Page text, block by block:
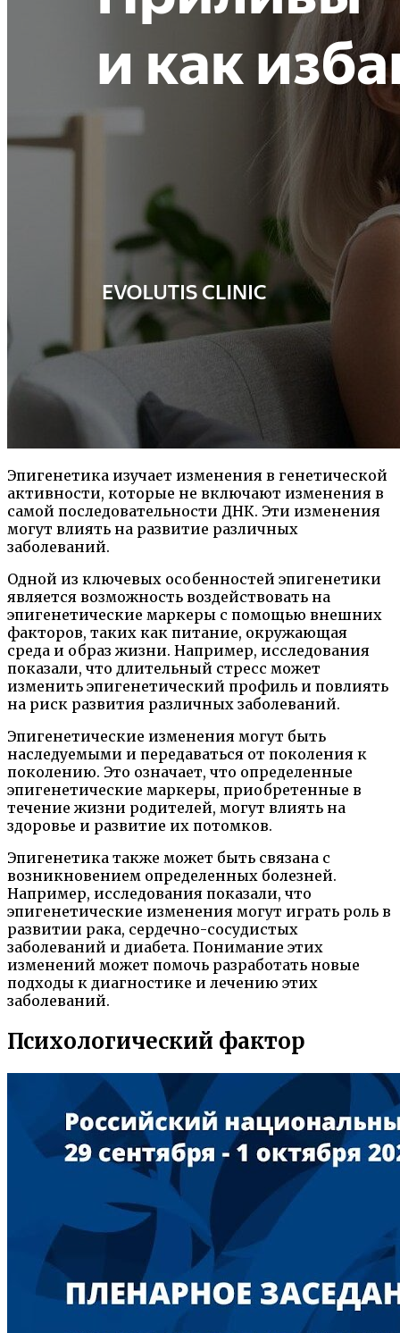
Эпигенетика изучает изменения в генетической
активности, которые не включают изменения в
самой последовательности ДНК. Эти изменения
могут влиять на развитие различных
заболеваний.
Одной из ключевых особенностей эпигенетики
является возможность воздействовать на
эпигенетические маркеры с помощью внешних
факторов, таких как питание, окружающая
среда и образ жизни. Например, исследования
показали, что длительный стресс может
изменить эпигенетический профиль и повлиять
на риск развития различных заболеваний.
Эпигенетические изменения могут быть
наследуемыми и передаваться от поколения к
поколению. Это означает, что определенные
эпигенетические маркеры, приобретенные в
течение жизни родителей, могут влиять на
здоровье и развитие их потомков.
Эпигенетика также может быть связана с
возникновением определенных болезней.
Например, исследования показали, что
эпигенетические изменения могут играть роль в
развитии рака, сердечно-сосудистых
заболеваний и диабета. Понимание этих
изменений может помочь разработать новые
подходы к диагностике и лечению этих
заболеваний.
Психологический фактор